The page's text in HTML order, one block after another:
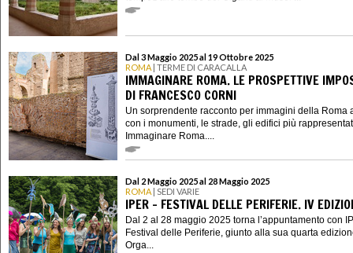
Dal 3 Maggio 2025 al 19 Ottobre 2025
ROMA | TERME DI CARACALLA
IMMAGINARE ROMA. LE PROSPETTIVE
DI FRANCESCO CORNI
Un sorprendente racconto per immagini della Roma
con i monumenti, le strade, gli edifici più
Immaginare Roma....
Dal 2 Maggio 2025 al 28 Maggio 2025
ROMA | SEDI VARIE
IPER – FESTIVAL DELLE PERIFERIE. IV
Dal 2 al 28 maggio 2025 torna l’appuntamento con
Festival delle Periferie, giunto alla sua quarta
Orga...